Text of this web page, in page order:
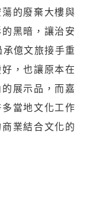
的廢棄大樓與
黑暗，讓治安
億文旅接手重
，也讓原本在
展示品，而嘉
當地文化工作
業結合文化的